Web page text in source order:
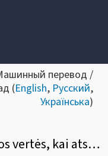
перевод /
(English, Русский,
Українська)
Dėl PVM apmokestinamosios vertės, kai atsiskaitant grynaisiais, apvalinama galutinė prekių (paslaugų) kaina